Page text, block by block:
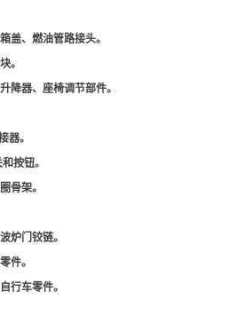
盖、燃油管路接头。
。
降器、座椅调节部件。
器。
按钮。
骨架。
炉门铰链。
件。
行车零件。